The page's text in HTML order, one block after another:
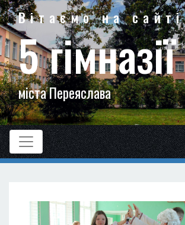
Вітаємо на сайті
5 гімназії
міста Переяслава